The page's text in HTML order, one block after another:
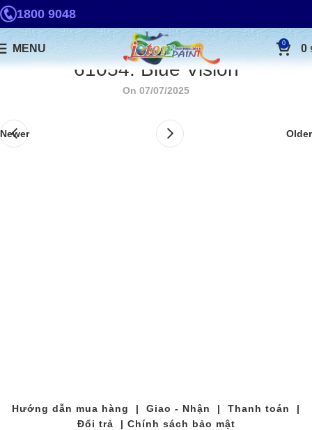
1800 9048
MENU 0 0
61054. Blue Vision
On 07/07/2025
Newer Older
Hướng dẫn mua hàng | Giao - Nhận | Thanh toán |
Đổi trả | Chính sách bảo mật